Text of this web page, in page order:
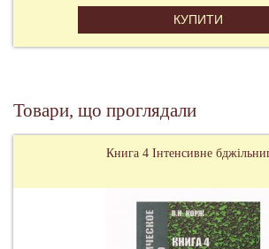
КУПИТИ
Товари, що проглядали
Книга 4 Інтенсивне